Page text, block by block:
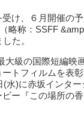
け、６月開催の
略称：SSFF
た。
大級の国際短編映
トフィルムを表
水)に赤坂インタ
ー『この場所の